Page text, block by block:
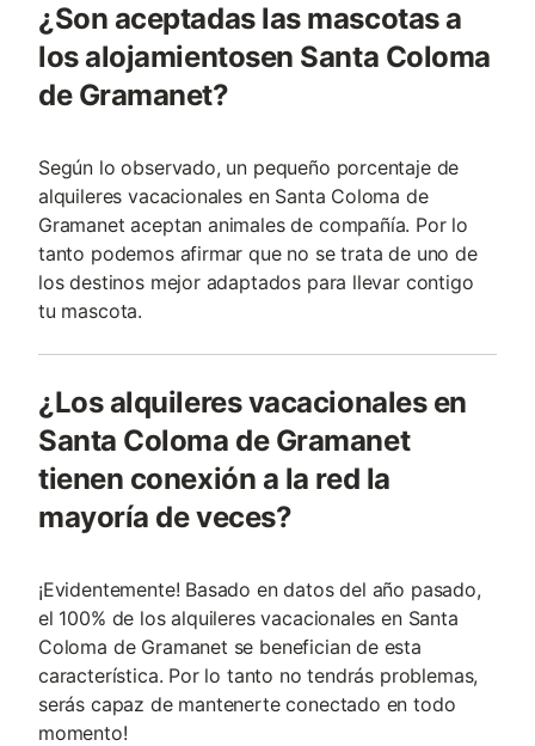
¿Son aceptadas las mascotas a
los alojamientosen Santa Coloma
de Gramanet?
Según lo observado, un pequeño porcentaje de
alquileres vacacionales en Santa Coloma de
Gramanet aceptan animales de compañía. Por lo
tanto podemos afirmar que no se trata de uno de
los destinos mejor adaptados para llevar contigo
tu mascota.
¿Los alquileres vacacionales en
Santa Coloma de Gramanet
tienen conexión a la red la
mayoría de veces?
¡Evidentemente! Basado en datos del año pasado,
el 100% de los alquileres vacacionales en Santa
Coloma de Gramanet se benefician de esta
característica. Por lo tanto no tendrás problemas,
serás capaz de mantenerte conectado en todo
momento!